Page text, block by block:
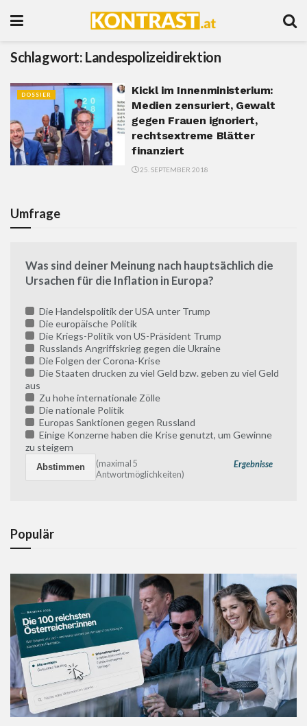
Schlagwort: Landespolizeidirektion
DOSSIER
Kickl im Innenministerium:
Medien zensuriert, Gewalt
gegen Frauen ignoriert,
rechtsextreme Blätter
finanziert
25. SEPTEMBER 2018
Umfrage
Was sind deiner Meinung nach hauptsächlich die
Ursachen für die Inflation in Europa?
Die Handelspolitik der USA unter Trump
Die europäische Politik
Die Kriegs-Politik von US-Präsident Trump
Russlands Angriffskrieg gegen die Ukraine
Die Folgen der Corona-Krise
Die Staaten drucken zu viel Geld bzw. geben zu viel Geld
aus
Zu hohe internationale Zölle
Die nationale Politik
Europas Sanktionen gegen Russland
Einige Konzerne haben die Krise genutzt, um Gewinne
zu steigern
Ergebnisse
(maximal 5
Antwortmöglichkeiten)
Populär